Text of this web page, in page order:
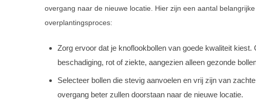
overgang naar de nieuwe locatie. Hier zijn een aantal
overplantingsproces:
Zorg ervoor dat je knoflookbollen van goede kwaliteit
beschadiging, rot of ziekte, aangezien alleen gezonde
Selecteer bollen die stevig aanvoelen en vrij zijn van
overgang beter zullen doorstaan naar de nieuwe locatie.